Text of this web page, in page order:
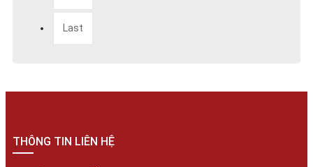
Last
THÔNG TIN LIÊN HỆ